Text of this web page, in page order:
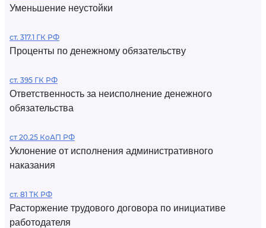
Уменьшение неустойки
ст. 317.1 ГК РФ
Проценты по денежному обязательству
ст. 395 ГК РФ
Ответственность за неисполнение денежного
обязательства
ст 20.25 КоАП РФ
Уклонение от исполнения административного
наказания
ст. 81 ТК РФ
Расторжение трудового договора по инициативе
работодателя